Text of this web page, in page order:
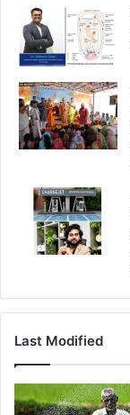
Last Modified